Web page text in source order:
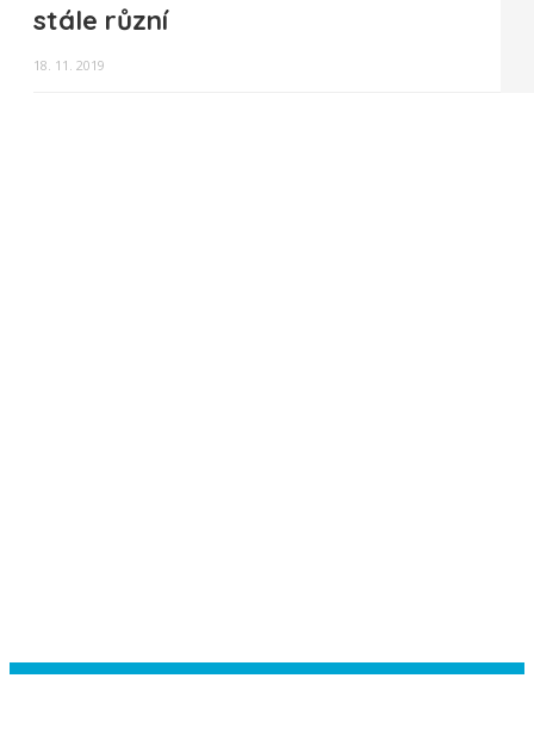
stále různí
18. 11. 2019